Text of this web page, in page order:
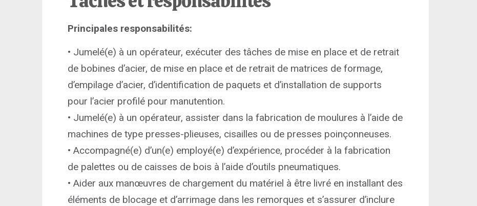
Principales responsabilités:
• Jumelé(e) à un opérateur, exécuter des tâches de mise en place et de retrait
de bobines d’acier, de mise en place et de retrait de matrices de formage,
d’empilage d’acier, d’identification de paquets et d’installation de supports
pour l’acier profilé pour manutention.
• Jumelé(e) à un opérateur, assister dans la fabrication de moulures à l’aide de
machines de type presses-plieuses, cisailles ou de presses poinçonneuses.
• Accompagné(e) d’un(e) employé(e) d’expérience, procéder à la fabrication
de palettes ou de caisses de bois à l’aide d’outils pneumatiques.
• Aider aux manœuvres de chargement du matériel à être livré en installant des
éléments de blocage et d’arrimage dans les remorques et s’assurer d’inclure